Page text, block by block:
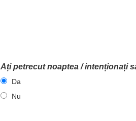
Ați petrecut noaptea / intenționați
Da
Nu